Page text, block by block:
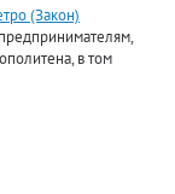
(Закон)
в том